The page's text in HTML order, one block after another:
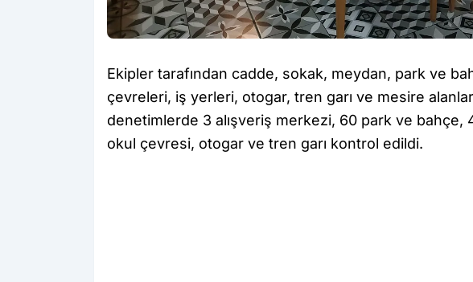
Ekipler tarafından cadde, sokak, meydan, park ve
çevreleri, iş yerleri, otogar, tren garı ve mesire
denetimlerde 3 alışveriş merkezi, 60 park ve bahçe,
okul çevresi, otogar ve tren garı kontrol edildi.